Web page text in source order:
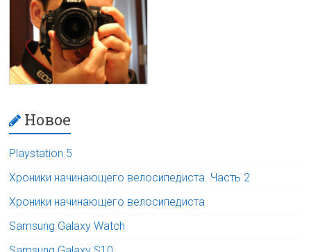
Новое
Playstation 5
Хроники начинающего велосипедиста. Часть 2
Хроники начинающего велосипедиста
Samsung Galaxy Watch